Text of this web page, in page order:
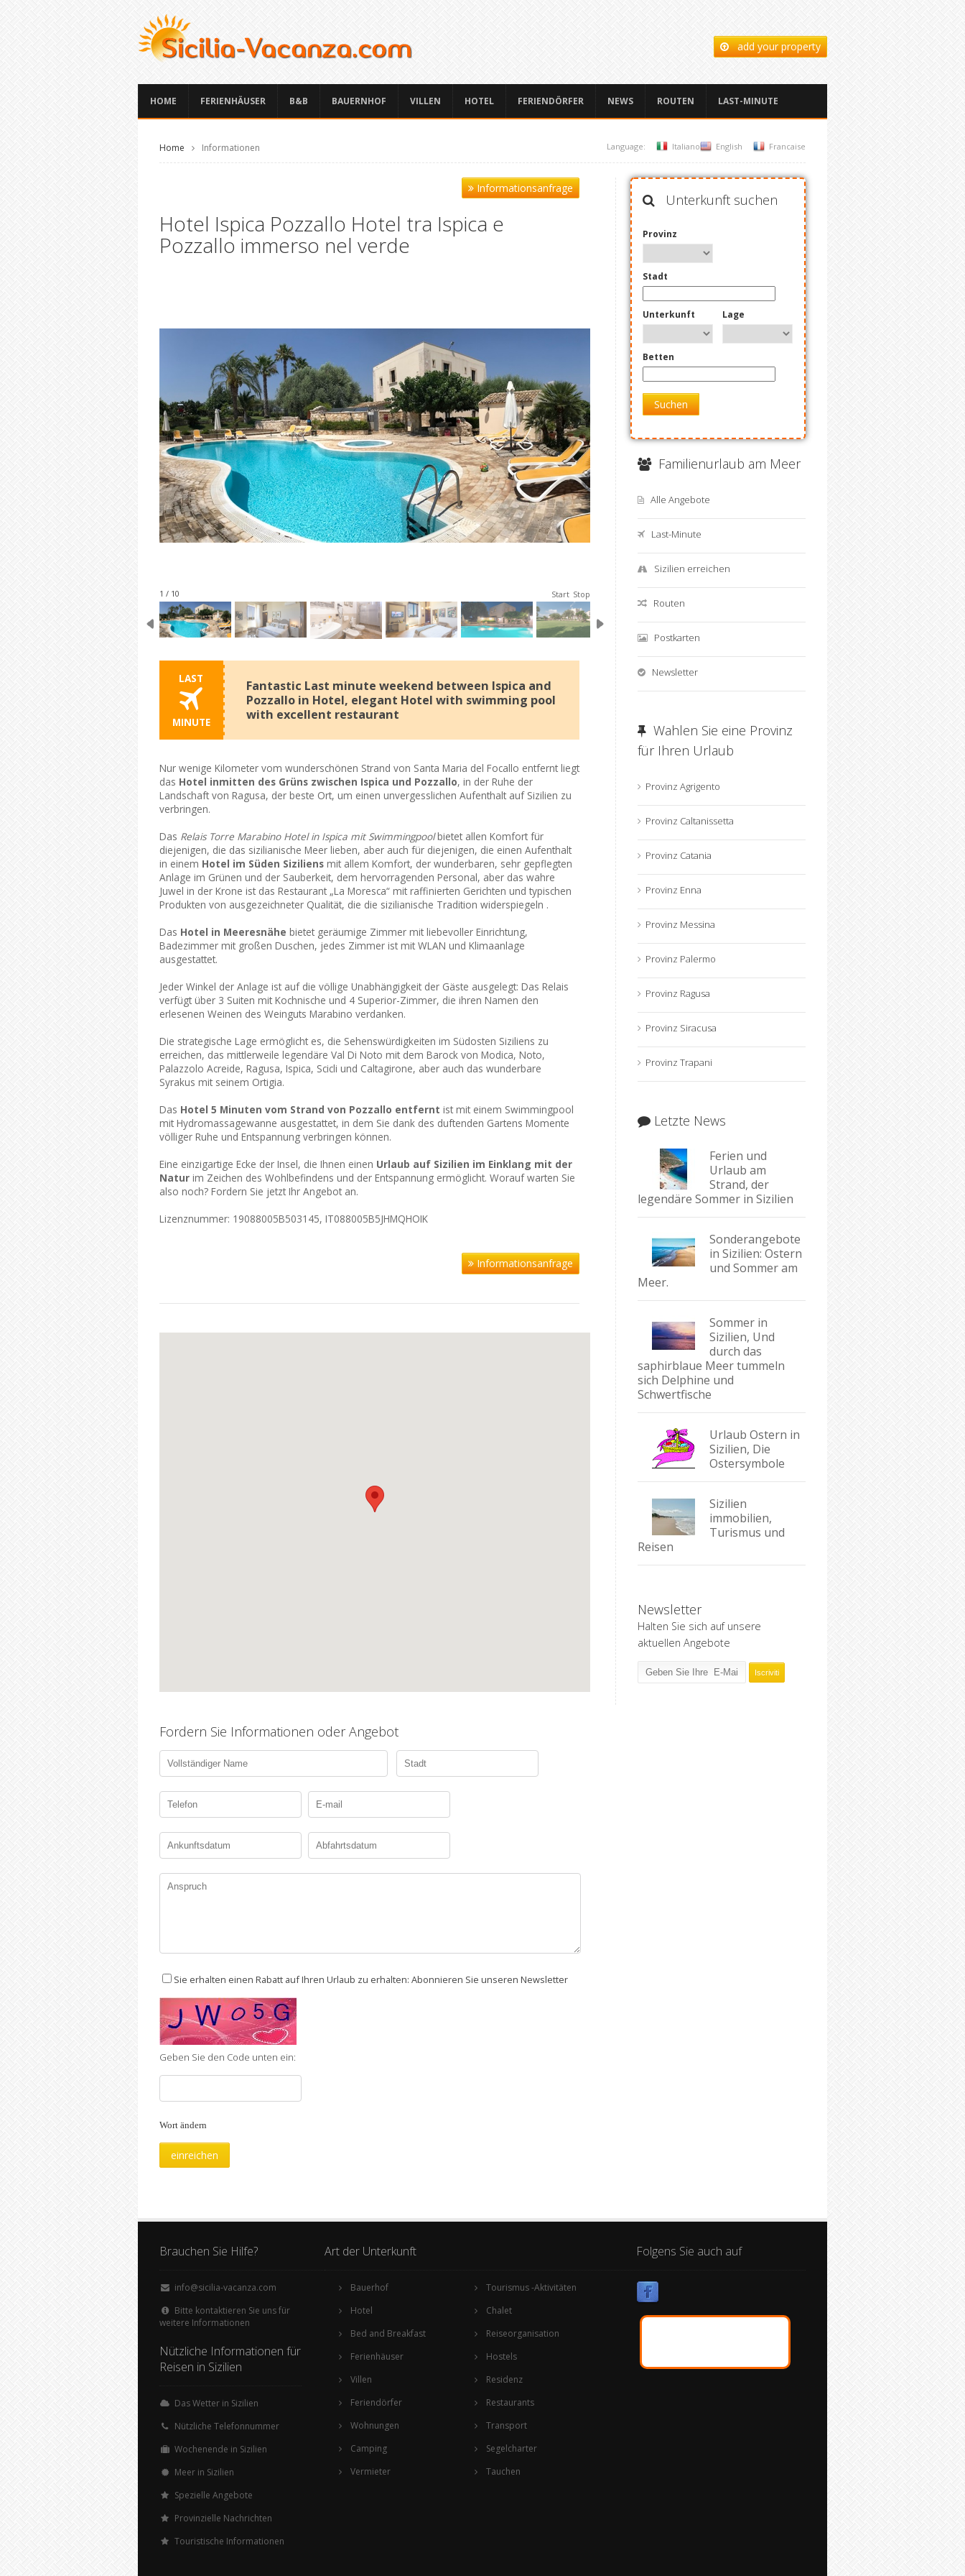
add your property
HOME FERIENHÄUSER B&B BAUERNHOF VILLEN HOTEL FERIENDÖRFER NEWS ROUTEN LAST-MINUTE
Home Informationen Language: Italiano English Francaise
Informationsanfrage
Hotel Ispica Pozzallo Hotel tra Ispica e
Pozzallo immerso nel verde
1 / 10 Start Stop
LAST
MINUTE
Fantastic Last minute weekend between Ispica and
Pozzallo in Hotel, elegant Hotel with swimming pool
with excellent restaurant
Nur wenige Kilometer vom wunderschönen Strand von Santa Maria del Focallo entfernt liegt
das Hotel inmitten des Grüns zwischen Ispica und Pozzallo, in der Ruhe der
Landschaft von Ragusa, der beste Ort, um einen unvergesslichen Aufenthalt auf Sizilien zu
verbringen.
Das Relais Torre Marabino Hotel in Ispica mit Swimmingpoolbietet allen Komfort für
diejenigen, die das sizilianische Meer lieben, aber auch für diejenigen, die einen Aufenthalt
in einem Hotel im Süden Siziliens mit allem Komfort, der wunderbaren, sehr gepflegten
Anlage im Grünen und der Sauberkeit, dem hervorragenden Personal, aber das wahre
Juwel in der Krone ist das Restaurant „La Moresca“ mit raffinierten Gerichten und typischen
Produkten von ausgezeichneter Qualität, die die sizilianische Tradition widerspiegeln .
Das Hotel in Meeresnähe bietet geräumige Zimmer mit liebevoller Einrichtung,
Badezimmer mit großen Duschen, jedes Zimmer ist mit WLAN und Klimaanlage
ausgestattet.
Jeder Winkel der Anlage ist auf die völlige Unabhängigkeit der Gäste ausgelegt: Das Relais
verfügt über 3 Suiten mit Kochnische und 4 Superior-Zimmer, die ihren Namen den
erlesenen Weinen des Weinguts Marabino verdanken.
Die strategische Lage ermöglicht es, die Sehenswürdigkeiten im Südosten Siziliens zu
erreichen, das mittlerweile legendäre Val Di Noto mit dem Barock von Modica, Noto,
Palazzolo Acreide, Ragusa, Ispica, Scicli und Caltagirone, aber auch das wunderbare
Syrakus mit seinem Ortigia.
Das Hotel 5 Minuten vom Strand von Pozzallo entfernt ist mit einem Swimmingpool
mit Hydromassagewanne ausgestattet, in dem Sie dank des duftenden Gartens Momente
völliger Ruhe und Entspannung verbringen können.
Eine einzigartige Ecke der Insel, die Ihnen einen Urlaub auf Sizilien im Einklang mit der
Natur im Zeichen des Wohlbefindens und der Entspannung ermöglicht. Worauf warten Sie
also noch? Fordern Sie jetzt Ihr Angebot an.
Lizenznummer: 19088005B503145, IT088005B5JHMQHOIK
Informationsanfrage
Fordern Sie Informationen oder Angebot
Sie erhalten einen Rabatt auf Ihren Urlaub zu erhalten: Abonnieren Sie unseren Newsletter
Geben Sie den Code unten ein:
Wort ändern
Unterkunft suchen
Provinz
Stadt
Unterkunft Lage
Betten
Suchen
Familienurlaub am Meer
Alle Angebote
Last-Minute
Sizilien erreichen
Routen
Postkarten
Newsletter
Wahlen Sie eine Provinz
für Ihren Urlaub
Provinz Agrigento
Provinz Caltanissetta
Provinz Catania
Provinz Enna
Provinz Messina
Provinz Palermo
Provinz Ragusa
Provinz Siracusa
Provinz Trapani
Letzte News
Ferien und
Urlaub am
Strand, der
legendäre Sommer in Sizilien
Sonderangebote
in Sizilien: Ostern
und Sommer am
Meer.
Sommer in
Sizilien, Und
durch das
saphirblaue Meer tummeln
sich Delphine und
Schwertfische
Urlaub Ostern in
Sizilien, Die
Ostersymbole
Sizilien
immobilien,
Turismus und
Reisen
Newsletter
Halten Sie sich auf unsere
aktuellen Angebote
Brauchen Sie Hilfe?
info@sicilia-vacanza.com
Bitte kontaktieren Sie uns für
weitere Informationen
Nützliche Informationen für
Reisen in Sizilien
Das Wetter in Sizilien
Nützliche Telefonnummer
Wochenende in Sizilien
Meer in Sizilien
Spezielle Angebote
Provinzielle Nachrichten
Touristische Informationen
Art der Unterkunft
Bauerhof
Hotel
Bed and Breakfast
Ferienhäuser
Villen
Feriendörfer
Wohnungen
Camping
Vermieter
Tourismus -Aktivitäten
Chalet
Reiseorganisation
Hostels
Residenz
Restaurants
Transport
Segelcharter
Tauchen
Folgens Sie auch auf